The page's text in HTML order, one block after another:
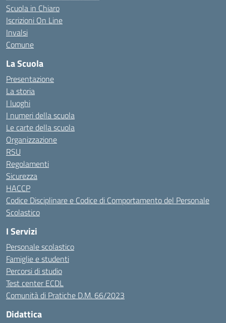
Scuola in Chiaro
Iscrizioni On Line
Invalsi
Comune
La Scuola
Presentazione
La storia
I luoghi
I numeri della scuola
Le carte della scuola
Organizzazione
RSU
Regolamenti
Sicurezza
HACCP
Codice Disciplinare e Codice di Comportamento del Personale
Scolastico
I Servizi
Personale scolastico
Famiglie e studenti
Percorsi di studio
Test center ECDL
Comunità di Pratiche D.M. 66/2023
Didattica